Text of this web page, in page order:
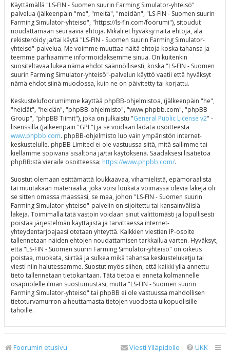
Käyttämällä "LS-FIN - Suomen suurin Farming Simulator-yhteisö"
palvelua (jälkeenpäin "me", "meitä", "meidän", "LS-FIN - Suomen suurin
Farming Simulator-yhteisö", "https://ls-fin.com/foorumi"), sitoudut
noudattamaan seuraavia ehtoja. Mikäli et hyväksy näitä ehtoja, älä
rekisteröidy ja/tai käytä "LS-FIN - Suomen suurin Farming Simulator-
yhteisö"-palvelua. Me voimme muuttaa näitä ehtoja koska tahansa ja
teemme parhaamme informoidaksemme sinua. On kuitenkin
suositeltavaa lukea nämä ehdot säännöllisesti, koska "LS-FIN - Suomen
suurin Farming Simulator-yhteisö"-palvelun käyttö vaatii että hyväksyt
nämä ehdot siinä muodossa, kuin ne on päivitetty tai korjattu.
Keskustelufoorumimme käyttää phpBB-ohjelmistoa, (jälkeenpäin "he",
"heidät", "heidän", "phpBB-ohjelmisto", "www.phpbb.com", "phpBB
Group", "phpBB Tiimit"), joka on julkaistu "General Public License v2" -
lisenssillä (jälkeenpäin "GPL") ja se voidaan ladata osoitteesta
www.phpbb.com. phpBB-ohjelmisto luo vain ympäristön internet-
keskustelulle. phpBB Limited ei ole vastuussa siitä, mitä sallimme tai
kiellämme sopivana sisältönä ja/tai käytöksenä. Saadaksesi lisätietoa
phpBB:stä vieraile osoitteessa: https://www.phpbb.com/.
Suostut olemaan esittämättä loukkaavaa, vihamielistä, epämoraalista
tai muutakaan materiaalia, joka voisi loukata voimassa olevia lakeja oli
se sitten omassa maassasi, se maa, johon "LS-FIN - Suomen suurin
Farming Simulator-yhteisö"-palvelin on sijoitettu tai kansainvälisiä
lakeja. Toimimalla tätä vastoin voidaan sinut välittömästi ja lopullisesti
poistaa järjestelmän käyttäjistä ja tarvittaessa internet-
yhteydentarjoajaasi otetaan yhteyttä. Kaikkien viestien IP-osoite
tallennetaan näiden ehtojen noudattamisen tarkkailua varten. Hyväksyt,
että "LS-FIN - Suomen suurin Farming Simulator-yhteisö" on oikeus
poistaa, muokata, siirtää ja sulkea mikä tahansa keskusteluketju tai
viesti niin halutessamme. Suostut myös siihen, että kaikki yllä annettu
tieto tallennetaan tietokantaan. Tätä tietoa ei anneta kolmannelle
osapuolelle ilman suostumustasi, mutta "LS-FIN - Suomen suurin
Farming Simulator-yhteisö" tai phpBB ei ole vastuussa mahdollisen
tietoturvamurron aiheuttamasta tietojen vuodosta ulkopuolisille
tahoille.
Foorumin etusivu UKK
Viesti Ylläpidolle